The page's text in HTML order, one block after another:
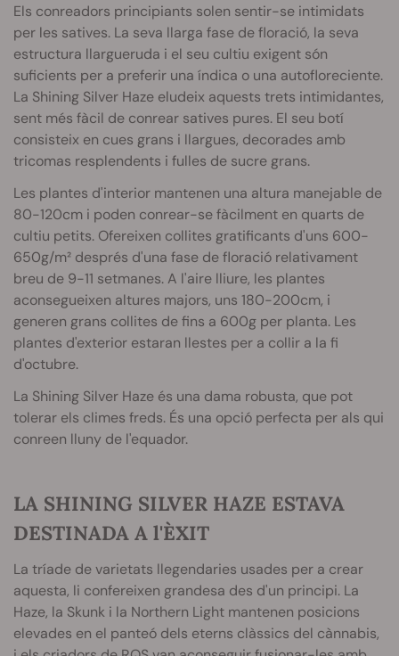
Els conreadors principiants solen sentir-se intimidats
per les satives. La seva llarga fase de floració, la seva
estructura llargueruda i el seu cultiu exigent són
suficients per a preferir una índica o una autofloreciente.
La Shining Silver Haze eludeix aquests trets intimidantes,
sent més fàcil de conrear satives pures. El seu botí
consisteix en cues grans i llargues, decorades amb
tricomas resplendents i fulles de sucre grans.
Les plantes d'interior mantenen una altura manejable de
80-120cm i poden conrear-se fàcilment en quarts de
cultiu petits. Ofereixen collites gratificants d'uns 600-
650g/m² després d'una fase de floració relativament
breu de 9-11 setmanes. A l'aire lliure, les plantes
aconsegueixen altures majors, uns 180-200cm, i
generen grans collites de fins a 600g per planta. Les
plantes d'exterior estaran llestes per a collir a la fi
d'octubre.
La Shining Silver Haze és una dama robusta, que pot
tolerar els climes freds. És una opció perfecta per als qui
conreen lluny de l'equador.
LA SHINING SILVER HAZE ESTAVA
DESTINADA A l'ÈXIT
La tríade de varietats llegendaries usades per a crear
aquesta, li confereixen grandesa des d'un principi. La
Haze, la Skunk i la Northern Light mantenen posicions
elevades en el panteó dels eterns clàssics del cànnabis,